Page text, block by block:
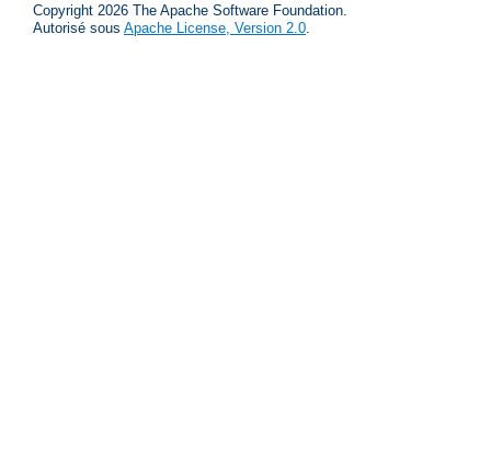
Copyright 2026 The Apache Software Foundation.
Autorisé sous Apache License, Version 2.0